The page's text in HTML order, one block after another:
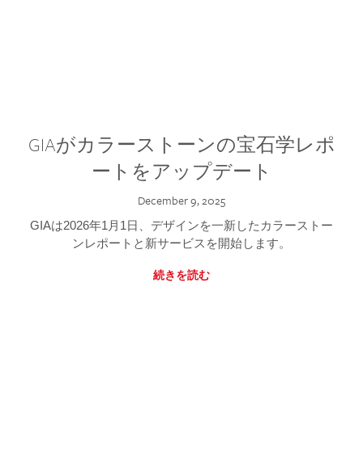
GIAがカラーストーンの宝石学レポ
ートをアップデート
December 9, 2025
GIAは2026年1月1日、デザインを一新したカラーストー
ンレポートと新サービスを開始します。
続きを読む